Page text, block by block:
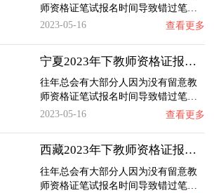
师资格证笔试报名时间导致错过笔…
2023-05-16
查看更多
宁夏2023年下教师资格证报名时间、入口及流程…
往年总会有大部分人因为没有留意教
师资格证笔试报名时间导致错过笔…
2023-05-16
查看更多
西藏2023年下教师资格证报名时间、入口及流程…
往年总会有大部分人因为没有留意教
师资格证笔试报名时间导致错过笔…